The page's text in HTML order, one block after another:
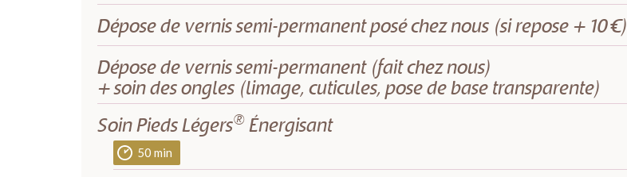
Dépose de vernis semi-permanent posé chez nous (si repose + 10 €)
Dépose de vernis semi-permanent (fait chez nous)
+ soin des ongles (limage, cuticules, pose de base transparente)
Soin Pieds Légers® Énergisant
50 min